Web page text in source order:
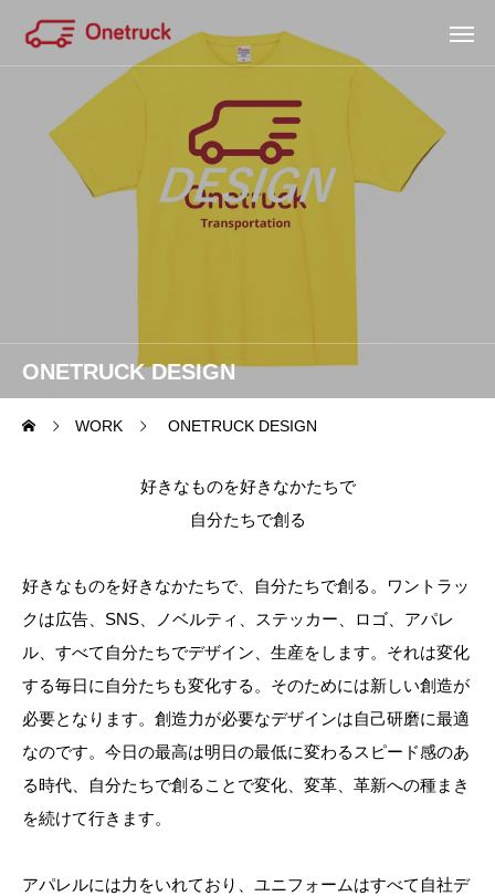
ONETRUCK DESIGN
WORK ONETRUCK DESIGN
好きなものを好きなかたちで
自分たちで創る
好きなものを好きなかたちで、自分たちで創る。ワントラッ
クは広告、SNS、ノベルティ、ステッカー、ロゴ、アパレ
ル、すべて自分たちでデザイン、生産をします。それは変化
する毎日に自分たちも変化する。そのためには新しい創造が
必要となります。創造力が必要なデザインは自己研磨に最適
なのです。今日の最高は明日の最低に変わるスピード感のあ
る時代、自分たちで創ることで変化、変革、革新への種まき
を続けて行きます。
アパレルには力をいれており、ユニフォームはすべて自社デ